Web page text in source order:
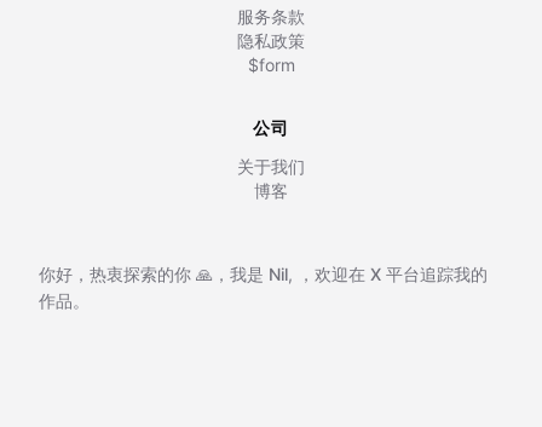
服务条款
隐私政策
$form
公司
关于我们
博客
你好，热衷探索的你 🙏，我是 Nil, ，欢迎在 X 平台追踪我的
作品。